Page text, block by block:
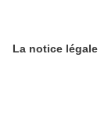
La notice légale